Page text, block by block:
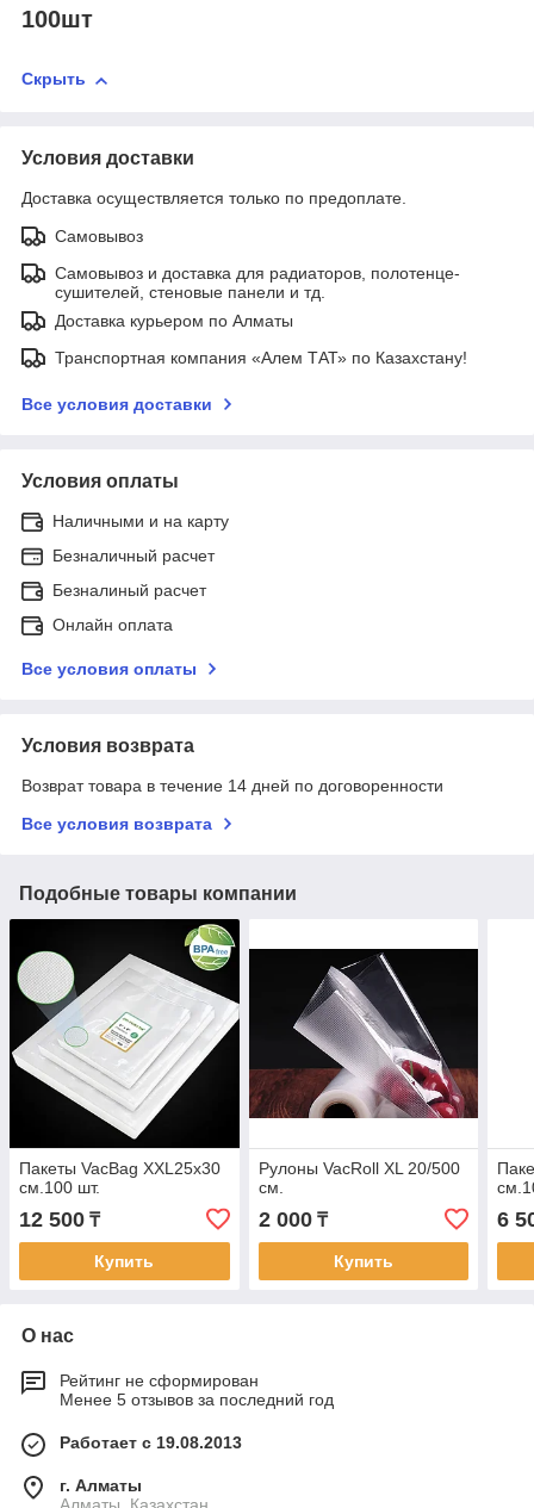
100шт
Скрыть
Условия доставки
Доставка осуществляется только по предоплате.
Самовывоз
Самовывоз и доставка для радиаторов, полотенце-
сушителей, стеновые панели и тд.
Доставка курьером по Алматы
Транспортная компания «Алем ТАТ» по Казахстану!
Все условия доставки
Условия оплаты
Наличными и на карту
Безналичный расчет
Безналиный расчет
Онлайн оплата
Все условия оплаты
Условия возврата
Возврат товара в течение 14 дней по договоренности
Все условия возврата
Подобные товары компании
Пакеты VacBag XXL25x30
см.100 шт.
12 500 ₸
Купить
Рулоны VacRoll XL 20/500
см.
2 000₸
Купить
6
О нас
Рейтинг не сформирован
Менее 5 отзывов за последний год
Работает с 19.08.2013
г. Алматы